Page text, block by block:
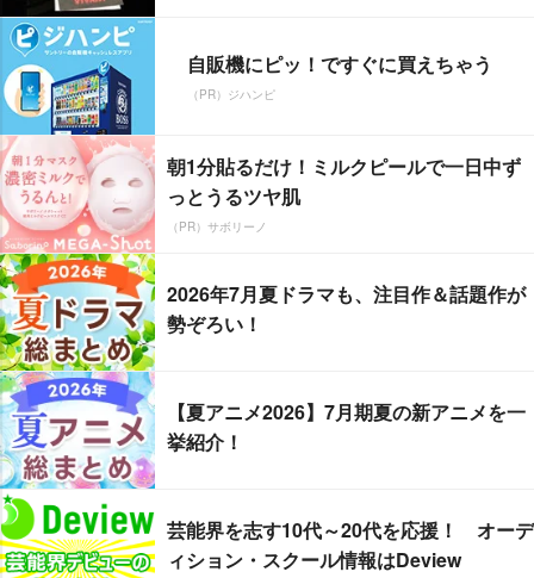
自販機にピッ！ですぐに買えちゃう
（PR）ジハンピ
朝1分貼るだけ！ミルクピールで一日中ず
っとうるツヤ肌
（PR）サボリーノ
2026年7月夏ドラマも、注目作＆話題作が
勢ぞろい！
【夏アニメ2026】7月期夏の新アニメを一
挙紹介！
芸能界を志す10代～20代を応援！ オーデ
ィション・スクール情報はDeview